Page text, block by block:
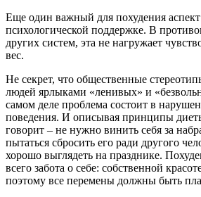
Еще один важный для похудения аспект
психологической поддержке. В
других систем, эта не нагружает
вес.
Не секрет, что общественные
людей ярлыками «ленивых» и
самом деле проблема состоит в
поведения. И описывая принципы
говорит – не нужно винить себя за
пытаться сбросить его ради другого
хорошо выглядеть на празднике.
всего забота о себе: собственной
поэтому все перемены должны быть